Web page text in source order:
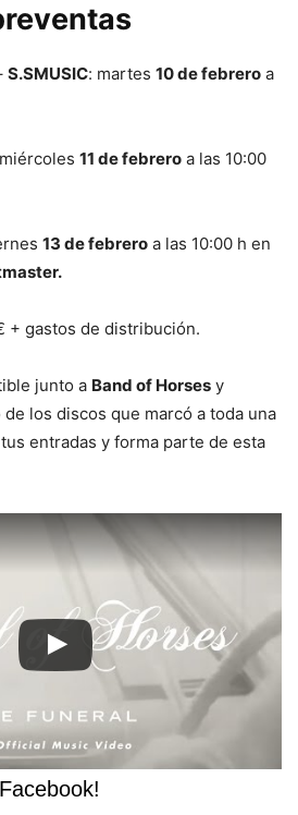
S.SMUSIC: martes 10 de febrero a
11 de febrero a las 10:00
13 de febrero a las 10:00 h en
+ gastos de distribución.
junto a Band of Horses y
los discos que marcó a toda una
entradas y forma parte de esta